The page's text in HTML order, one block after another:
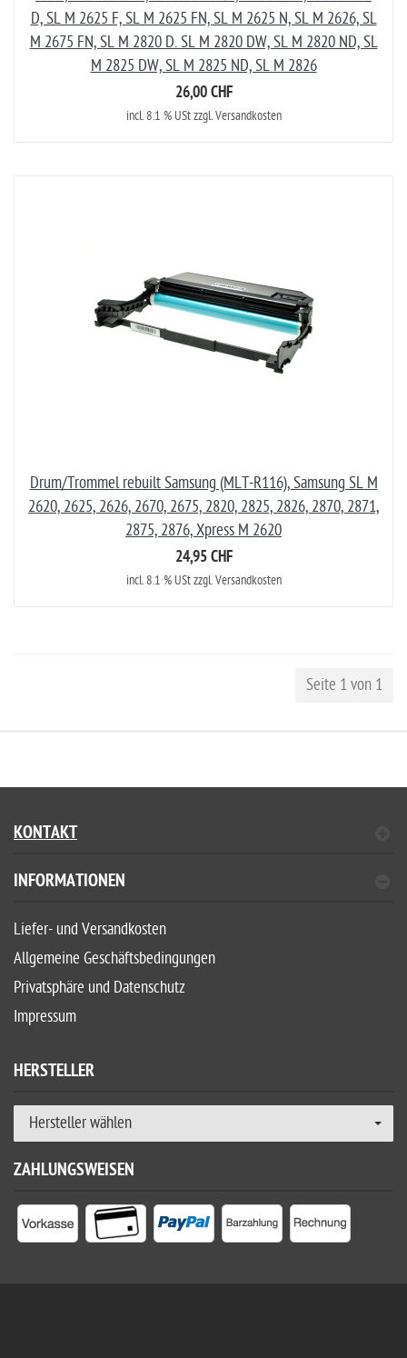
D, SL M 2625 F, SL M 2625 FN, SL M 2625 N, SL M 2626, SL
M 2675 FN, SL M 2820 D. SL M 2820 DW, SL M 2820 ND, SL
M 2825 DW, SL M 2825 ND, SL M 2826
26,00 CHF
incl. 8.1 % USt zzgl. Versandkosten
Drum/Trommel rebuilt Samsung (MLT-R116), Samsung SL M
2620, 2625, 2626, 2670, 2675, 2820, 2825, 2826, 2870, 2871,
2875, 2876, Xpress M 2620
24,95 CHF
incl. 8.1 % USt zzgl. Versandkosten
Seite 1 von 1
KONTAKT
INFORMATIONEN
Liefer- und Versandkosten
Allgemeine Geschäftsbedingungen
Privatsphäre und Datenschutz
Impressum
HERSTELLER
Hersteller wählen
ZAHLUNGSWEISEN